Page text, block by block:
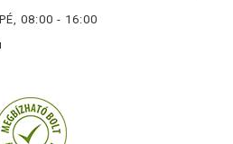
08:00 - 16:00